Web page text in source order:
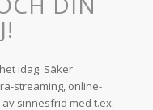
idag. Säker
streaming, online-
sinnesfrid med t.ex.